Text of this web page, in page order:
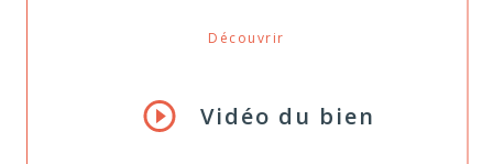
Découvrir
Vidéo du bien